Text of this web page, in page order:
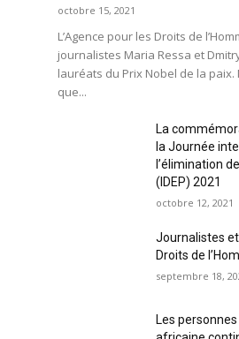
octobre 15, 2021
L’Agence pour les Droits de
journalistes Maria Ressa et
lauréats du Prix Nobel de la
que...
La
la Journée
l’élimination
(IDEP) 2021
octobre 12, 2021
Journalistes
Droits de
septembre 18,
Les